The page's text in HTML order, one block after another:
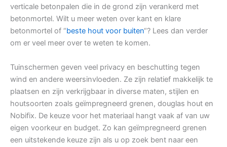
verticale betonpalen die in de grond zijn verankerd met
betonmortel. Wilt u meer weten over kant en klare
betonmortel of “beste hout voor buiten“? Lees dan verder
om er veel meer over te weten te komen.
Tuinschermen geven veel privacy en beschutting tegen
wind en andere weersinvloeden. Ze zijn relatief makkelijk te
plaatsen en zijn verkrijgbaar in diverse maten, stijlen en
houtsoorten zoals geïmpregneerd grenen, douglas hout en
Nobifix. De keuze voor het materiaal hangt vaak af van uw
eigen voorkeur en budget. Zo kan geïmpregneerd grenen
een uitstekende keuze zijn als u op zoek bent naar een